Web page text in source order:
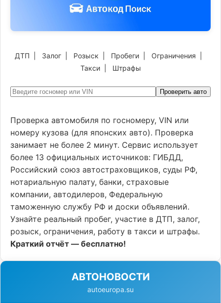
ДТП Залог Розыск Пробеги Ограничения
Такси| Штрафы
Проверить авто
Проверка автомобиля по госномеру, VIN или
номеру кузова (для японских авто). Проверка
занимает не более 2 минут. Сервис использует
более 13 официальных источников: ГИБДД,
Российский союз автостраховщиков, суды РФ,
нотариальную палату, банки, страховые
компании, автодилеров, Федеральную
таможенную службу РФ и доски объявлений.
Узнайте реальный пробег, участие в ДТП, залог,
розыск, ограничения, работу в такси и штрафы.
Краткий отчёт — бесплатно!
АВТОНОВОСТИ
autoeuropa.su